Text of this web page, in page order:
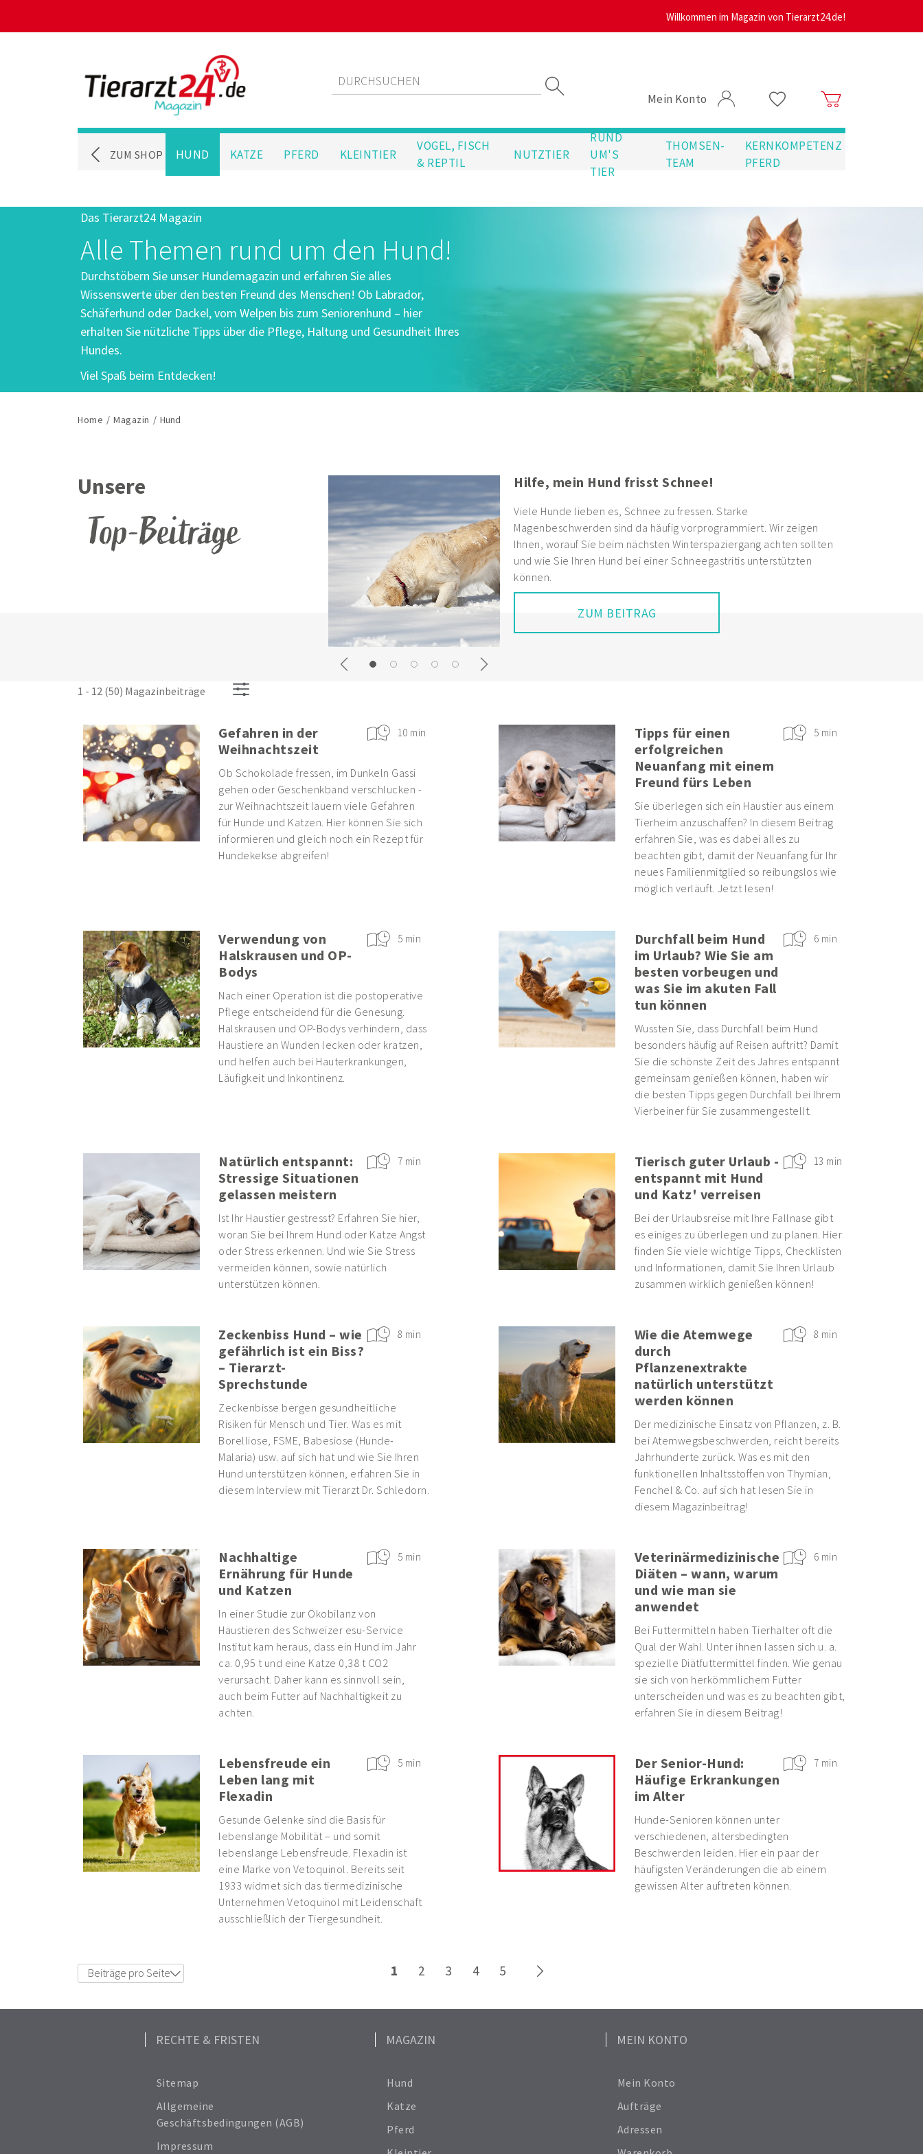
Willkommen im Magazin von Tierarzt24.de!
Mein Konto
ZUM SHOP HUND KATZE PFERD KLEINTIER
VOGEL, FISCH
& REPTIL
NUTZTIER
RUND
UM'S
TIER
THOMSEN-
TEAM
KERNKOMPETENZ
PFERD
Das Tierarzt24 Magazin
Alle Themen rund um den Hund!
Durchstöbern Sie unser Hundemagazin und erfahren Sie alles
Wissenswerte über den besten Freund des Menschen! Ob Labrador,
Schäferhund oder Dackel, vom Welpen bis zum Seniorenhund – hier
erhalten Sie nützliche Tipps über die Pflege, Haltung und Gesundheit Ihres
Hundes.
Viel Spaß beim Entdecken!
Home / Magazin / Hund
Unsere
Top-Beiträge
Hilfe, mein Hund frisst Schnee!
Viele Hunde lieben es, Schnee zu fressen. Starke
Magenbeschwerden sind da häufig vorprogrammiert. Wir zeigen
Ihnen, worauf Sie beim nächsten Winterspaziergang achten sollten
und wie Sie Ihren Hund bei einer Schneegastritis unterstützten
Previous
Next
1 - 12 (50) Magazinbeiträge
Gefahren in der
Weihnachtszeit
10 min
Ob Schokolade fressen, im Dunkeln Gassi
gehen oder Geschenkband verschlucken -
zur Weihnachtszeit lauern viele Gefahren
für Hunde und Katzen. Hier können Sie sich
informieren und gleich noch ein Rezept für
Hundekekse abgreifen!
Tipps für einen
erfolgreichen
Neuanfang mit einem
Freund fürs Leben
5 min
Sie überlegen sich ein Haustier aus einem
Tierheim anzuschaffen? In diesem Beitrag
erfahren Sie, was es dabei alles zu
beachten gibt, damit der Neuanfang für Ihr
neues Familienmitglied so reibungslos wie
möglich verläuft. Jetzt lesen!
Verwendung von
Halskrausen und OP-
Bodys
5 min
Nach einer Operation ist die postoperative
Pflege entscheidend für die Genesung.
Halskrausen und OP-Bodys verhindern, dass
Haustiere an Wunden lecken oder kratzen,
und helfen auch bei Hauterkrankungen,
Läufigkeit und Inkontinenz.
Durchfall beim Hund
im Urlaub? Wie Sie am
besten vorbeugen und
was Sie im akuten Fall
tun können
6 min
Wussten Sie, dass Durchfall beim Hund
besonders häufig auf Reisen auftritt? Damit
Sie die schönste Zeit des Jahres entspannt
gemeinsam genießen können, haben wir
die besten Tipps gegen Durchfall bei Ihrem
Vierbeiner für Sie zusammengestellt.
Natürlich entspannt:
Stressige Situationen
gelassen meistern
7 min
Ist Ihr Haustier gestresst? Erfahren Sie hier,
woran Sie bei Ihrem Hund oder Katze Angst
oder Stress erkennen. Und wie Sie Stress
vermeiden können, sowie natürlich
unterstützen können.
Tierisch guter Urlaub -
entspannt mit Hund
und Katz' verreisen
13 min
Bei der Urlaubsreise mit Ihre Fallnase gibt
es einiges zu überlegen und zu planen. Hier
finden Sie viele wichtige Tipps, Checklisten
und Informationen, damit Sie Ihren Urlaub
zusammen wirklich genießen können!
Zeckenbiss Hund – wie
gefährlich ist ein Biss?
– Tierarzt-
Sprechstunde
8 min
Zeckenbisse bergen gesundheitliche
Risiken für Mensch und Tier. Was es mit
Borelliose, FSME, Babesiose (Hunde-
Malaria) usw. auf sich hat und wie Sie Ihren
Hund unterstützen können, erfahren Sie in
diesem Interview mit Tierarzt Dr. Schledorn.
Wie die Atemwege
durch
Pflanzenextrakte
natürlich unterstützt
werden können
8 min
Der medizinische Einsatz von Pflanzen, z. B.
bei Atemwegsbeschwerden, reicht bereits
Jahrhunderte zurück. Was es mit den
funktionellen Inhaltsstoffen von Thymian,
Fenchel & Co. auf sich hat lesen Sie in
diesem Magazinbeitrag!
Nachhaltige
Ernährung für Hunde
und Katzen
5 min
In einer Studie zur Ökobilanz von
Haustieren des Schweizer esu-Service
Institut kam heraus, dass ein Hund im Jahr
ca. 0,95 t und eine Katze 0,38 t CO2
verursacht. Daher kann es sinnvoll sein,
auch beim Futter auf Nachhaltigkeit zu
achten.
Veterinärmedizinische
Diäten – wann, warum
und wie man sie
anwendet
6 min
Bei Futtermitteln haben Tierhalter oft die
Qual der Wahl. Unter ihnen lassen sich u. a.
spezielle Diätfuttermittel finden. Wie genau
sie sich von herkömmlichem Futter
unterscheiden und was es zu beachten gibt,
erfahren Sie in diesem Beitrag!
Lebensfreude ein
Leben lang mit
Flexadin
5 min
Gesunde Gelenke sind die Basis für
lebenslange Mobilität – und somit
lebenslange Lebensfreude. Flexadin ist
eine Marke von Vetoquinol. Bereits seit
1933 widmet sich das tiermedizinische
Unternehmen Vetoquinol mit Leidenschaft
ausschließlich der Tiergesundheit.
Der Senior-Hund:
Häufige Erkrankungen
im Alter
7 min
Hunde-Senioren können unter
verschiedenen, altersbedingten
Beschwerden leiden. Hier ein paar der
häufigsten Veränderungen die ab einem
gewissen Alter auftreten können.
Beiträge pro Seite
12
1 2 3 4 5
RECHTE & FRISTEN
Sitemap
Allgemeine
Geschäftsbedingungen (AGB)
Impressum
MAGAZIN
Hund
Katze
Pferd
MEIN KONTO
Mein Konto
Aufträge
Adressen